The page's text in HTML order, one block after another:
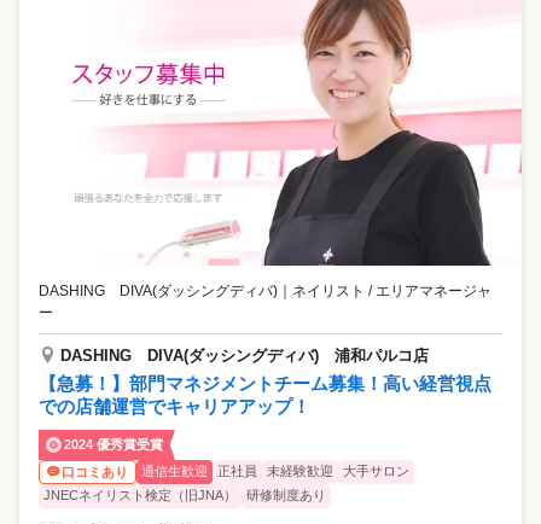
DASHING DIVA(ダッシングディバ) ｜ ネイリスト / エリアマネージャ
ー
DASHING DIVA(ダッシングディバ) 浦和パルコ店
【急募！】部門マネジメントチーム募集！高い経営視点
での店舗運営でキャリアアップ！
2024 優秀賞受賞
口コミあり
通信生歓迎 正社員 未経験歓迎
大手サロン
JNECネイリスト検定（旧JNA）
研修制度あり